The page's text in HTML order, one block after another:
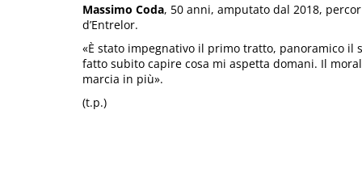
Massimo Coda, 50 anni, amputato dal 2018,
d’Entrelor.
«È stato impegnativo il primo tratto, panoramico il
fatto subito capire cosa mi aspetta domani. Il
marcia in più».
(t.p.)